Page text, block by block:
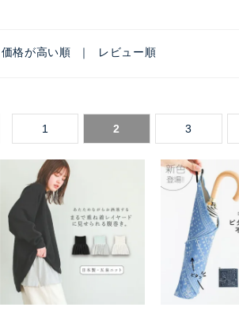
価格が高い順 レビュー順
1 2 3